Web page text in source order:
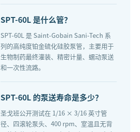
SPT-60L 是什么管？
SPT-60L 是 Saint-Gobain Sani-Tech 系
列的高纯度铂金硫化硅胶泵管，主要用于
生物制药最终灌装、精密计量、蠕动泵送
和一次性流路。
SPT-60L 的泵送寿命是多少？
圣戈班公开测试在 1/16 × 3/16 英寸管
径、四滚轮泵头、400 rpm、室温且无背